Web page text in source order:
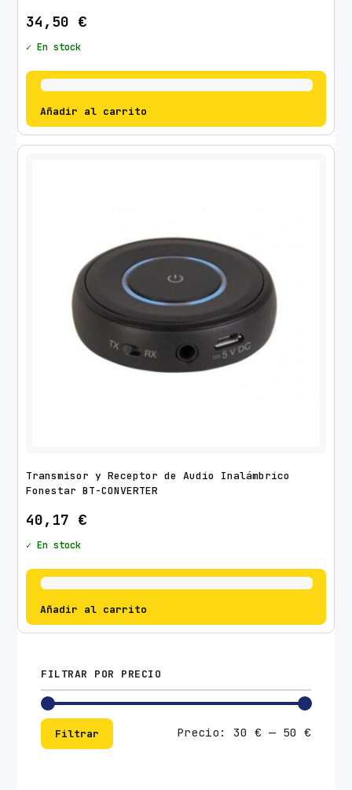
34,50 €
✓ En stock
Añadir al carrito
Transmisor y Receptor de Audio Inalámbrico
Fonestar BT-CONVERTER
40,17 €
✓ En stock
Añadir al carrito
FILTRAR POR PRECIO
Precio
Precio
Filtrar Precio: 30 €— 50 €